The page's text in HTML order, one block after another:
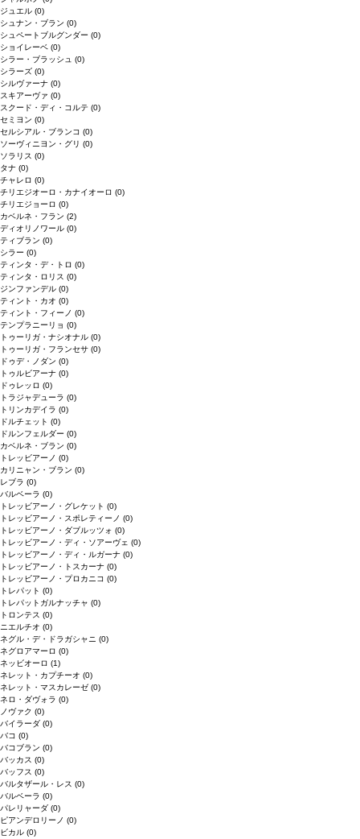
ジュエル (0)
シュナン・ブラン (0)
シュペートブルグンダー (0)
ショイレーベ (0)
シラー・ブラッシュ (0)
シラーズ (0)
シルヴァーナ (0)
スキアーヴァ (0)
スクード・ディ・コルテ (0)
セミヨン (0)
セルシアル・ブランコ (0)
ソーヴィニヨン・グリ (0)
ソラリス (0)
タナ (0)
チャレロ (0)
チリエジオーロ・カナイオーロ (0)
チリエジョーロ (0)
カベルネ・フラン (2)
ディオリノワール (0)
ティブラン (0)
シラー (0)
ティンタ・デ・トロ (0)
ティンタ・ロリス (0)
ジンファンデル (0)
ティント・カオ (0)
ティント・フィーノ (0)
テンプラニーリョ (0)
トゥーリガ・ナシオナル (0)
トゥーリガ・フランセサ (0)
ドゥデ・ノダン (0)
トゥルビアーナ (0)
ドゥレッロ (0)
トラジャデューラ (0)
トリンカデイラ (0)
ドルチェット (0)
ドルンフェルダー (0)
カベルネ・ブラン (0)
トレッビアーノ (0)
カリニャン・ブラン (0)
レブラ (0)
バルベーラ (0)
トレッビアーノ・グレケット (0)
トレッビアーノ・スポレティーノ (0)
トレッビアーノ・ダブルッツォ (0)
トレッビアーノ・ディ・ソアーヴェ (0)
トレッビアーノ・ディ・ルガーナ (0)
トレッビアーノ・トスカーナ (0)
トレッビアーノ・プロカニコ (0)
トレパット (0)
トレパットガルナッチャ (0)
トロンテス (0)
ニエルチオ (0)
ネグル・デ・ドラガシャニ (0)
ネグロアマーロ (0)
ネッビオーロ (1)
ネレット・カプチーオ (0)
ネレット・マスカレーゼ (0)
ネロ・ダヴォラ (0)
ノヴァク (0)
バイラーダ (0)
バコ (0)
バコブラン (0)
バッカス (0)
バッフス (0)
バルタザール・レス (0)
バルベーラ (0)
パレリャーダ (0)
ピアンデロリーノ (0)
ビカル (0)